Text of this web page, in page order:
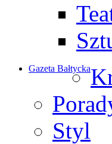
Gazeta Bałtycka
Styl